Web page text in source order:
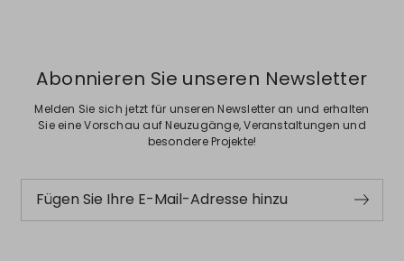
Abonnieren Sie unseren Newsletter
Melden Sie sich jetzt für unseren Newsletter an und erhalten
Sie eine Vorschau auf Neuzugänge, Veranstaltungen und
besondere Projekte!
Fügen Sie Ihre E-Mail-Adresse hinzu